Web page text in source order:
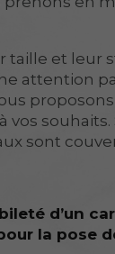
taille et leur
attention
souhaits.
sont
d’un
la pose